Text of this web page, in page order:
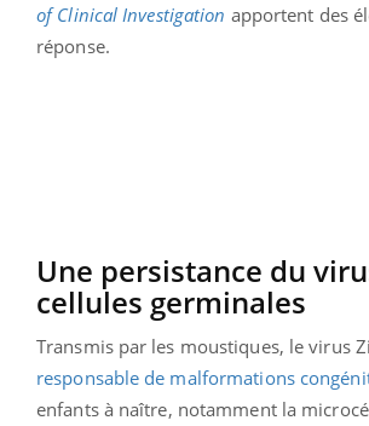
of Clinical Investigation apportent des
réponse.
Une persistance du
cellules germinales
Transmis par les moustiques, le virus
responsable de malformations
enfants à naître, notamment la